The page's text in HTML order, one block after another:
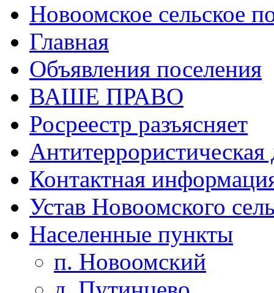
Новоомское сельское
Главная
Объявления поселения
ВАШЕ ПРАВО
Росреестр разъясняет
Антитеррористическая
Контактная
Устав Новоомского
Населенные пункты
п. Новоомский